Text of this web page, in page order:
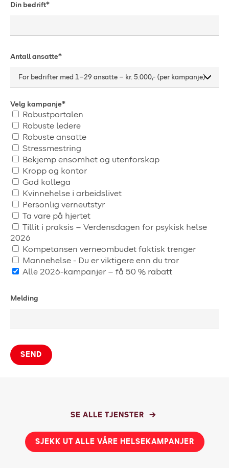
Din bedrift*
Antall ansatte*
Velg kampanje*
Robustportalen
Robuste ledere
Robuste ansatte
Stressmestring
Bekjemp ensomhet og utenforskap
Kropp og kontor
God kollega
Kvinnehelse i arbeidslivet
Personlig verneutstyr
Ta vare på hjertet
2026
Kompetansen verneombudet faktisk trenger
Mannehelse - Du er viktigere enn du tror
Alle 2026-kampanjer – få 50 % rabatt
Melding
SEND
SE ALLE TJENSTER
SJEKK UT ALLE VÅRE HELSEKAMPANJER